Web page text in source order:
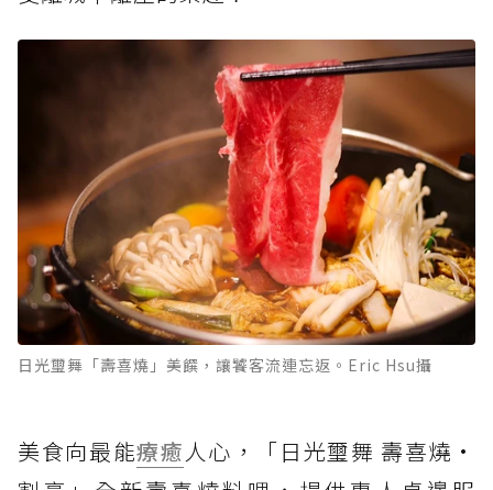
日光璽舞「壽喜燒」美饌，讓饕客流連忘返。Eric Hsu攝
美食向最能療癒 人心，「日光璽舞 壽喜燒·